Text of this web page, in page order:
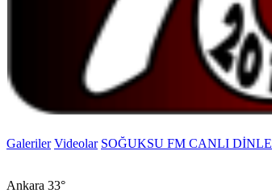
Galeriler Videolar SOĞUKSU FM CANLI DİNLE
Ankara 33°